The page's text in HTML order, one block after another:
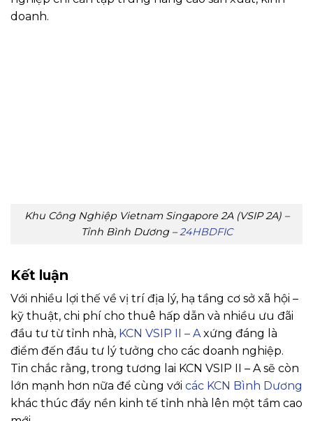
doanh.
Khu Công Nghiệp Vietnam Singapore 2A (VSIP 2A) –
Tỉnh Bình Dương –24HBDFIC
Kết luận
Với nhiều lợi thế về vị trí địa lý, hạ tầng cơ sở xã hội –
kỹ thuật, chi phí cho thuê hấp dẫn và nhiều ưu đãi
đầu tư từ tỉnh nhà, KCN VSIP II – Axứng đáng là
điểm đến đầu tư lý tưởng cho các doanh nghiệp.
Tin chắc rằng, trong tương lai KCN VSIP II – A sẽ còn
lớn mạnh hơn nữa để cùng với các KCN Bình Dương
khác thúc đẩy nền kinh tế tỉnh nhà lên một tầm cao